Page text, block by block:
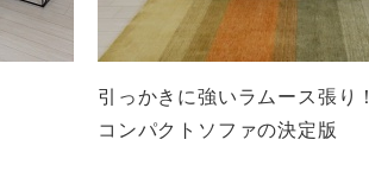
引っかきに強いラムース張り！
コンパクトソファの決定版